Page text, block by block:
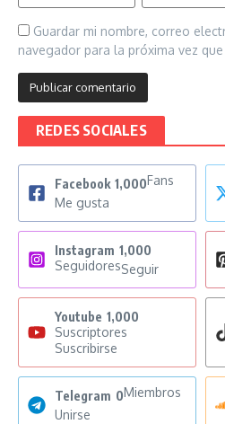
Guardar mi nombre, correo
navegador para la próxima vez
REDES SOCIALES
Facebook 1,000Fans
Me gusta
Instagram 1,000
SeguidoresSeguir
Youtube 1,000
Suscriptores
Suscribirse
Telegram 0Miembros
Unirse